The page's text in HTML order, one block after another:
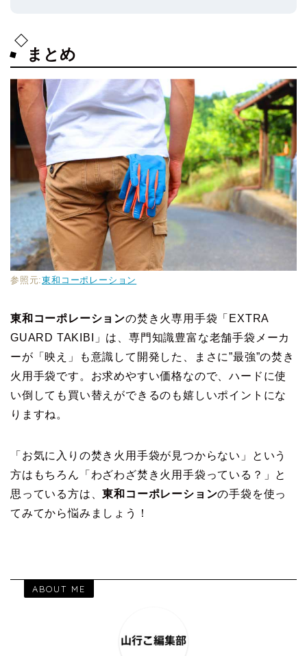
まとめ
参照元:東和コーポレーション
東和コーポレーションの焚き火専用手袋「EXTRA
GUARD TAKIBI」は、専門知識豊富な老舗手袋メーカ
ーが「映え」も意識して開発した、まさに”最強”の焚き
火用手袋です。お求めやすい価格なので、ハードに使
い倒しても買い替えができるのも嬉しいポイントにな
りますね。
「お気に入りの焚き火用手袋が見つからない」という
方はもちろん「わざわざ焚き火用手袋っている？」と
思っている方は、東和コーポレーションの手袋を使っ
てみてから悩みましょう！
ABOUT ME